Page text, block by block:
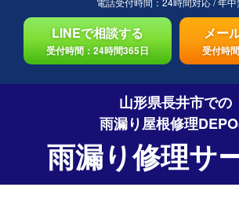
LINEで相談する
受付時間：24時間365日
メー
受付時
山形県長井市での
雨漏り屋根修理DEPO
雨漏り修理サ